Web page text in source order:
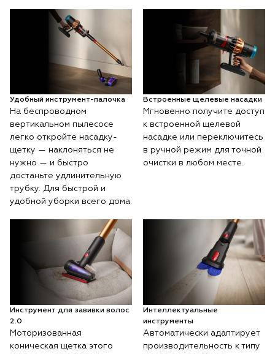
Удобный инструмент-палочка
На беспроводном
вертикальном пылесосе
легко откройте насадку-
щетку — наклоняться не
нужно — и быстро
достаньте удлинительную
трубку. Для быстрой и
удобной уборки всего дома.
Встроенные щелевые насадки
Мгновенно получите доступ
к встроенной щелевой
насадке или переключитесь
в ручной режим для точной
очистки в любом месте.
Инструмент для завивки волос
2.0
Моторизованная
коническая щетка этого
Интеллектуальные
инструменты
Автоматически адаптирует
производительность к типу